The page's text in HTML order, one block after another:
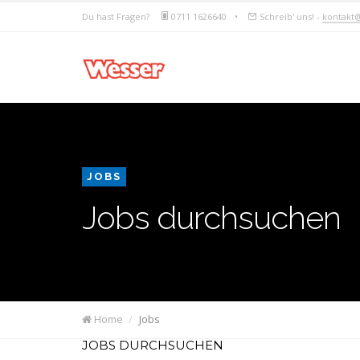
Du hast Fragen? 0711 1626640 • Schreib' uns! -
JOBS
Jobs durchsuchen
Home Jobs
JOBS DURCHSUCHEN